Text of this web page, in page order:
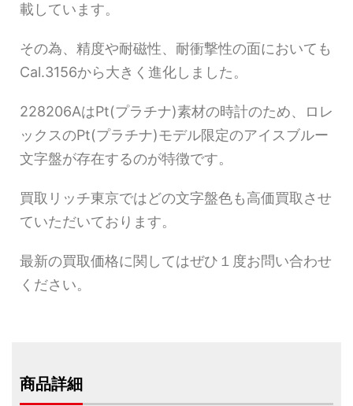
載しています。
その為、精度や耐磁性、耐衝撃性の面においても
Cal.3156から大きく進化しました。
228206AはPt(プラチナ)素材の時計のため、ロレ
ックスのPt(プラチナ)モデル限定のアイスブルー
文字盤が存在するのが特徴です。
買取リッチ東京ではどの文字盤色も高価買取させ
ていただいております。
最新の買取価格に関してはぜひ１度お問い合わせ
ください。
商品詳細